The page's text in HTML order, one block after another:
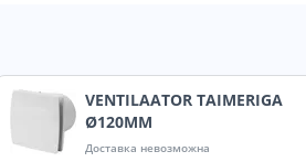
VENTILAATOR TAIMERIGA
Ø120MM
Доставка невозможна